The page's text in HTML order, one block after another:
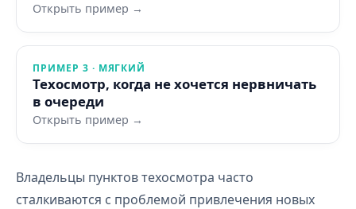
Открыть пример →
ПРИМЕР 3 · МЯГКИЙ
Техосмотр, когда не хочется нервничать
в очереди
Открыть пример →
Владельцы пунктов техосмотра часто
сталкиваются с проблемой привлечения новых